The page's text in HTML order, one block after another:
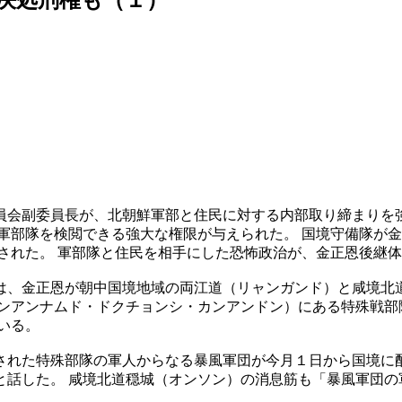
副委員長が、北朝鮮軍部と住民に対する内部取り締まり
隊を検閲できる強大な権限が与えられた。 国境守備隊が
た。 軍部隊と住民を相手にした恐怖政治が、金正恩後継
金正恩が朝中国境地域の両江道（リャンガンド）と咸境
ンナムド・ドクチョンシ・カンアンドン）にある特殊戦
る。
た特殊部隊の軍人からなる暴風軍団が今月１日から国境
した。 咸境北道穏城（オンソン）の消息筋も「暴風軍団